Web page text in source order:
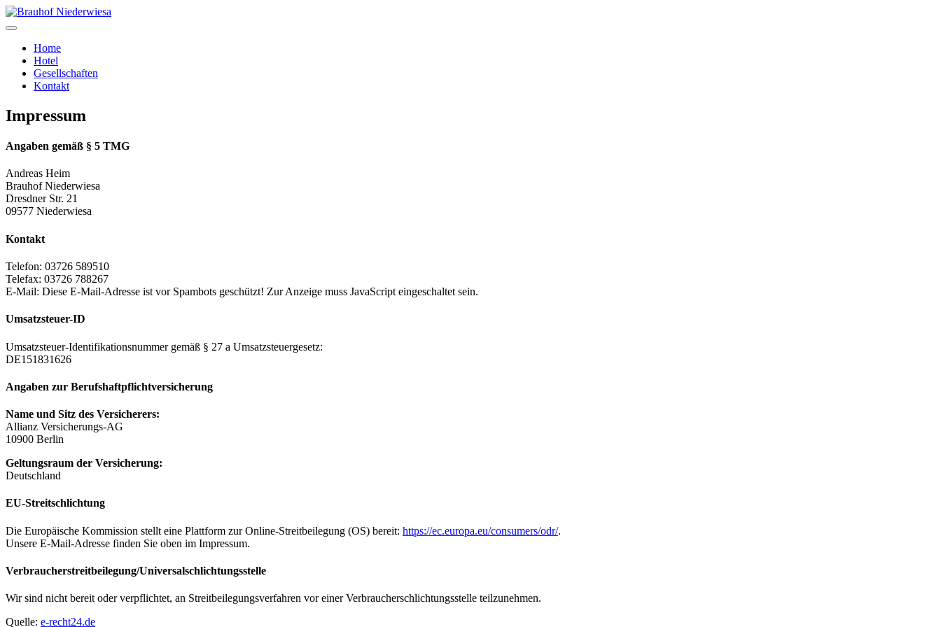
Home
Hotel
Gesellschaften
Kontakt
Impressum
Angaben gemäß § 5 TMG
Andreas Heim
Brauhof Niederwiesa
Dresdner Str. 21
09577 Niederwiesa
Kontakt
Telefon: 03726 589510
Telefax: 03726 788267
E-Mail: Diese E-Mail-Adresse ist vor Spambots geschützt! Zur Anzeige muss JavaScript eingeschaltet sein.
Umsatzsteuer-ID
Umsatzsteuer-Identifikationsnummer gemäß § 27 a Umsatzsteuergesetz:
DE151831626
Angaben zur Berufs­haftpflicht­versicherung
Name und Sitz des Versicherers:
Allianz Versicherungs-AG
10900 Berlin
Geltungsraum der Versicherung:
Deutschland
EU-Streitschlichtung
Die Europäische Kommission stellt eine Plattform zur Online-Streitbeilegung (OS) bereit: https://ec.europa.eu/consumers/odr/.
Unsere E-Mail-Adresse finden Sie oben im Impressum.
Verbraucher­streit­beilegung/Universal­schlichtungs­stelle
Wir sind nicht bereit oder verpflichtet, an Streitbeilegungsverfahren vor einer Verbraucherschlichtungsstelle teilzunehmen.
Quelle: e-recht24.de